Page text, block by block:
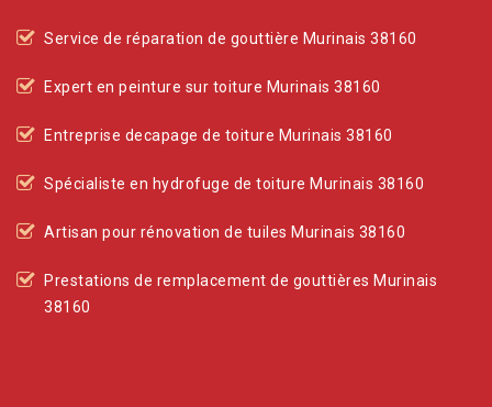
Service de réparation de gouttière Murinais 38160
Expert en peinture sur toiture Murinais 38160
Entreprise decapage de toiture Murinais 38160
Spécialiste en hydrofuge de toiture Murinais 38160
Artisan pour rénovation de tuiles Murinais 38160
Prestations de remplacement de gouttières Murinais
38160